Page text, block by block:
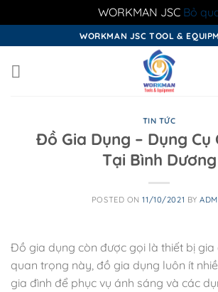
WORKMAN JSC Bỏ
to
content
WORKMAN JSC TOOL &
TIN TỨC
Đồ Gia Dụng – Dụng Cụ
Tại Bình Dương
POSTED ON11/10/2021 BY
Đồ gia dụng còn được gọi là thiết bị gia
quan trọng này, đồ gia dụng luôn ít
gia đình để phục vụ ánh sáng và các